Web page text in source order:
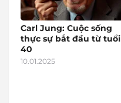
Carl Jung: Cuộc sống
thực sự bắt đầu từ tuổi
40
10.01.2025